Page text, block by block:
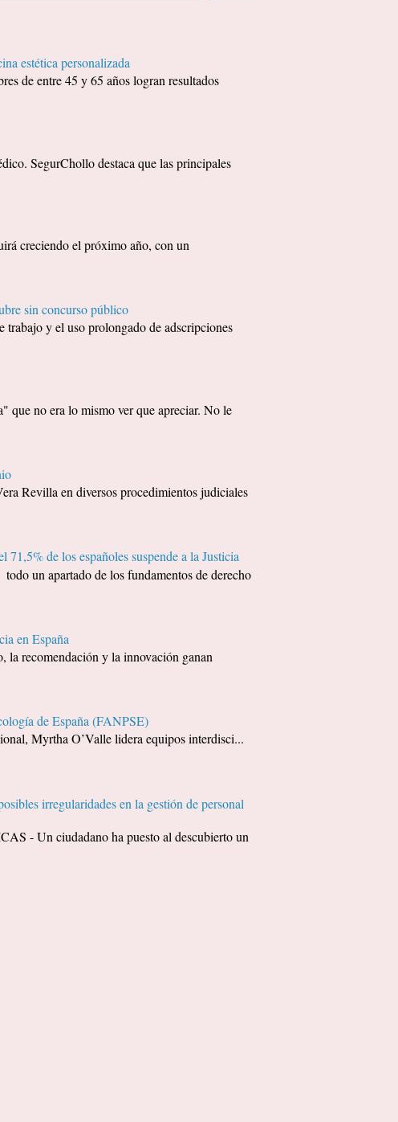
estética personalizada
de entre 45 y 65 años logran resultados
SegurChollo destaca que las principales
creciendo el próximo año, con un
sin concurso público
y el uso prolongado de adscripciones
no era lo mismo ver que apreciar. No le
Revilla en diversos procedimientos judiciales
de los españoles suspende a la Justicia
un apartado de los fundamentos de derecho
en España
la recomendación y la innovación ganan
de España (FANPSE)
Myrtha O’Valle lidera equipos interdisci...
irregularidades en la gestión de personal
- Un ciudadano ha puesto al descubierto un